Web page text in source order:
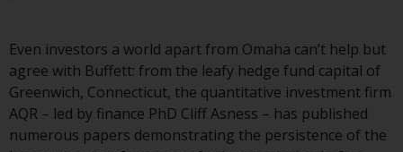
Nicht-US-Personen kann es
gestattet werden in einen 40-Act-
Fonds zu investieren,
vorbehaltlich der Erfüllung einer
erhöhten Sorgfaltspflicht.
Even investors a world apart from Omaha can’t help but
agree with Buffett: from the leafy hedge fund capital of
Greenwich, Connecticut, the quantitative investment firm
AQR – led by finance PhD Cliff Asness – has published
numerous papers demonstrating the persistence of the